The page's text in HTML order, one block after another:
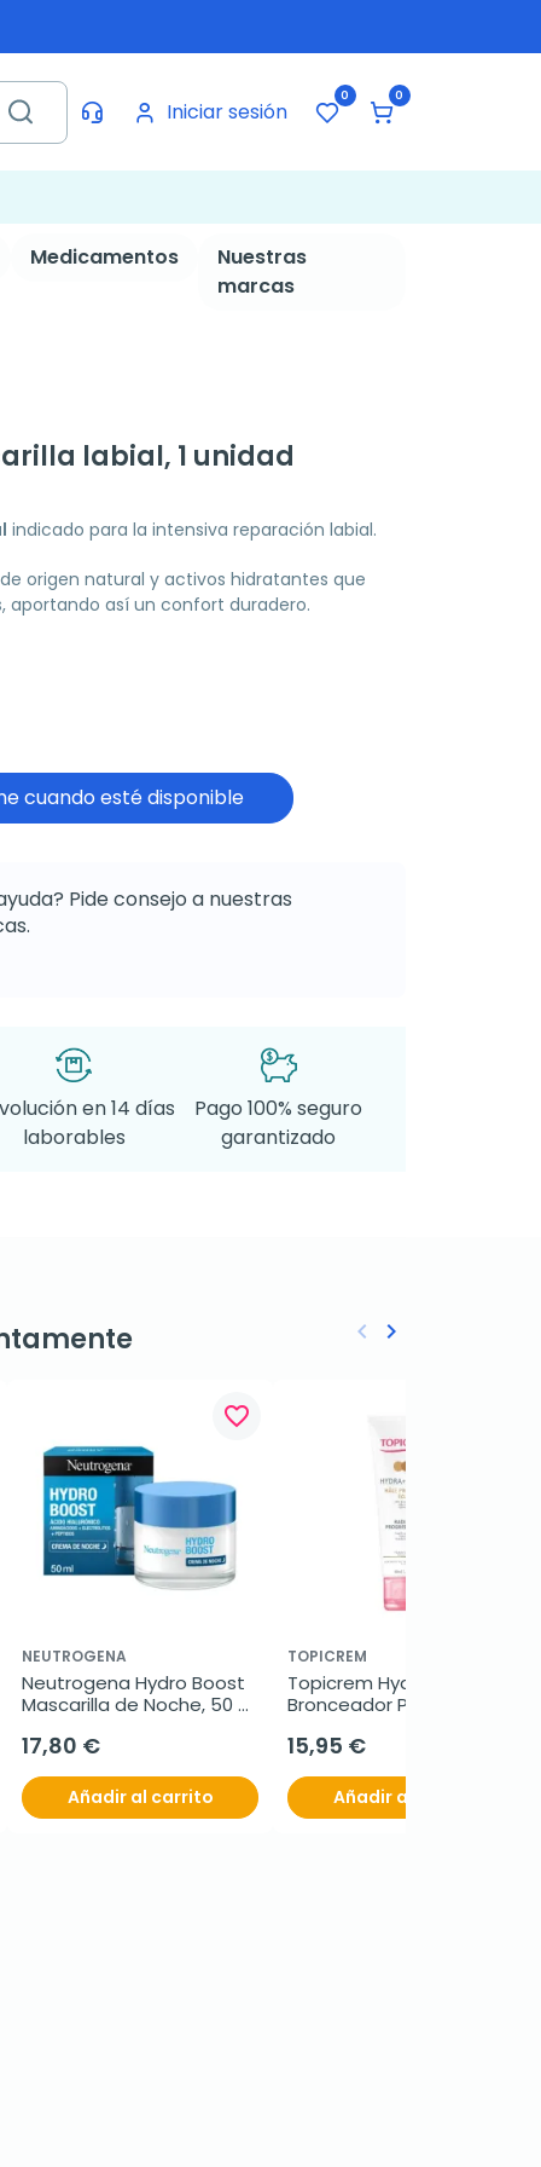
Iniciar sesión
0 0
Medicamentos
Nuestras
marcas
labial, 1 unidad
indicado para la intensiva reparación labial.
origen natural y activos hidratantes que
aportando así un confort duradero.
cuando esté disponible
Pide consejo a nuestras
en 14 días
laborables
Pago 100% seguro
garantizado
favorite_border
NEUTROGENA
Neutrogena Hydro Boost
Mascarilla de Noche, 50
17,80 €
Añadir al carrito
TOPICREM
Topicrem Hydra +
Bronceador Progresivo
15,95 €
Añadir al carrito
Anterior
keyboard_arrow_left Siguiente
keyboard_arrow_right